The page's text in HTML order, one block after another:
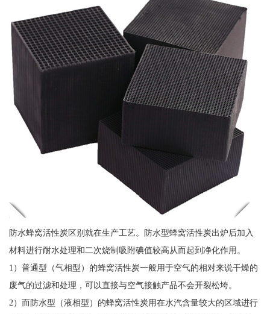
防水蜂窝活性炭区别就在生产工艺。防水型蜂窝活性炭出炉后加入
材料进行耐水处理和二次烧制吸附碘值较高从而起到净化作用。
1）普通型（气相型）的蜂窝活性炭一般用于空气的相对来说干燥的
废气的过滤和处理，可以直接与空气接触产品不会开裂松垮。
2）而防水型（液相型）的蜂窝活性炭用在水汽含量较大的区域进行